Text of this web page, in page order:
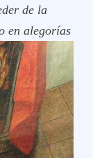
de la
en alegorías